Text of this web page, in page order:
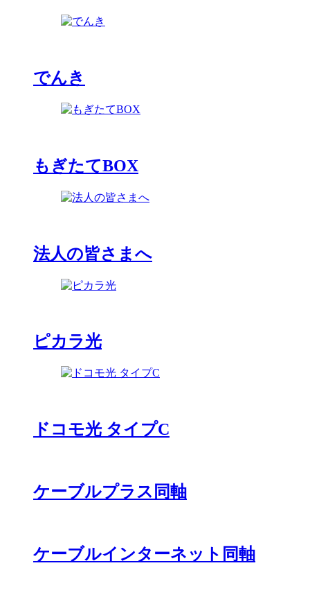
でんき
もぎたてBOX
法人の皆さまへ
ピカラ光
ドコモ光 タイプC
ケーブルプラス同軸
ケーブルインターネット同軸